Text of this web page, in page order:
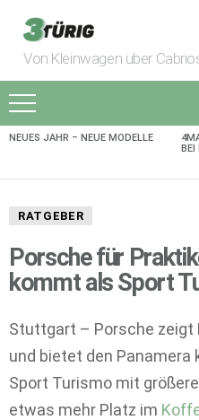
Von Kleinwagen über
AKTUELLES
NEUES JAHR – NEUE MODELLE
BEI
RATGEBER
Porsche für
kommt als Sport
Stuttgart – Porsche zeigt
und bietet den Panamera
Sport Turismo mit
etwas mehr Platz im